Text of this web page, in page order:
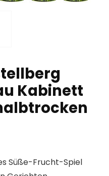
Kabinett
Süße-Frucht-Spiel